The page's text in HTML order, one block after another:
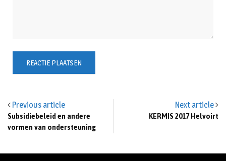
Previous article
Subsidiebeleid en andere
vormen van ondersteuning
Next article
KERMIS 2017 Helvoirt